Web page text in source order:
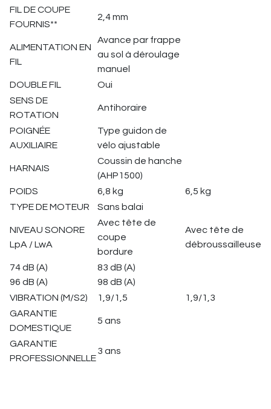
FIL DE COUPE
FOURNIS**
2,4 mm
ALIMENTATION EN
FIL
Avance par frappe
au sol à déroulage
manuel
DOUBLE FIL
Oui
SENS DE
ROTATION
Antihoraire
POIGNÉE
AUXILIAIRE
Type guidon de
vélo ajustable
HARNAIS
Coussin de hanche
(AHP1500)
POIDS
6,8 kg
6,5 kg
TYPE DE MOTEUR
Sans balai
NIVEAU SONORE
LpA / LwA
Avec tête de
coupe
bordure
Avec tête de
débroussailleuse
74 dB (A)
96 dB (A)
83 dB (A)
98 dB (A)
VIBRATION (M/S2)
1,9/1,5
1,9/1,3
GARANTIE
DOMESTIQUE
5 ans
GARANTIE
PROFESSIONNELLE
3 ans